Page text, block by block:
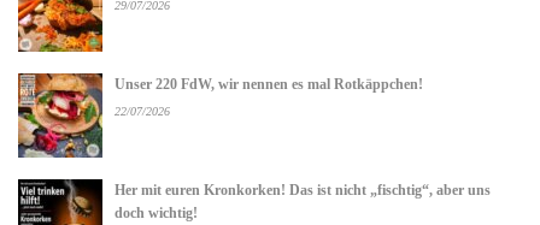
29/07/2026
Unser 220 FdW, wir nennen es mal Rotkäppchen!
22/07/2026
Her mit euren Kronkorken! Das ist nicht „fischtig“, aber uns
doch wichtig!